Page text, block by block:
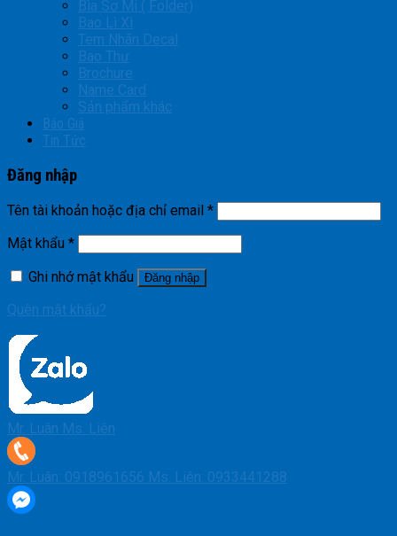
Bìa Sơ Mi ( Folder)
Bao Lì Xì
Tem Nhãn Decal
Bao Thư
Brochure
Name Card
Sản phẩm khác
Báo Giá
Tin Tức
Đăng nhập
Tên tài khoản hoặc địa chỉ email *
Mật khẩu *
Ghi nhớ mật khẩu
Đăng nhập
Quên mật khẩu?
Mr. Luân Ms. Liên
Mr. Luân: 0918961656 Ms. Liên: 0933441288